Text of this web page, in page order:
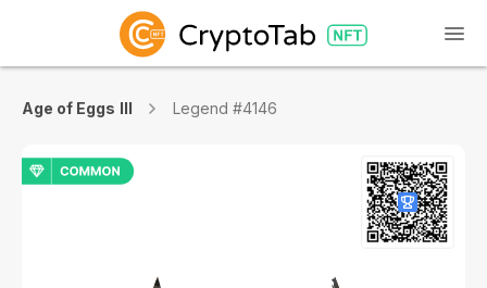
Age of Eggs III Legend #4146